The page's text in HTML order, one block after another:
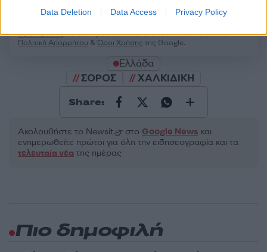
Data Deletion Data Access Privacy Policy
Υποβολή σχολίου
Όροι Χρήσης. Το site προστατεύεται από reCAPTCHA, ισχύουν
Πολιτική Απορρήτου &Όροι Χρήσης της Google.
Ελλάδα
ΣΟΡΟΣ
ΧΑΛΚΙΔΙΚΗ
Share:
Ακολουθήστε το Νewsit.gr στο Google News και
ενημερωθείτε πρώτοι για όλη την ειδησεογραφία και τα
τελευταία νέα της ημέρας
Πιο δημοφιλή